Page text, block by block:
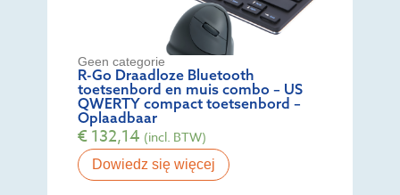
Geen categorie
R-Go Draadloze Bluetooth
toetsenbord en muis combo – US
QWERTY compact toetsenbord –
Oplaadbaar
€132,14 (incl. BTW)
Dowiedz się więcej